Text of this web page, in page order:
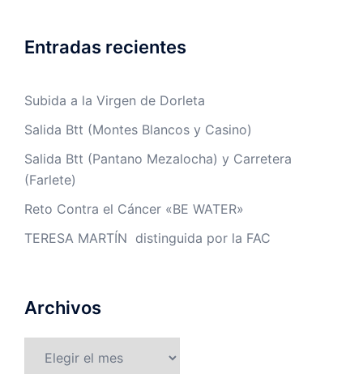
Entradas recientes
Subida a la Virgen de Dorleta
Salida Btt (Montes Blancos y Casino)
Salida Btt (Pantano Mezalocha) y Carretera
(Farlete)
Reto Contra el Cáncer «BE WATER»
TERESA MARTÍN distinguida por la FAC
Archivos